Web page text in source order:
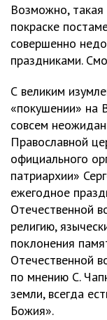
Возможно, такая
покраске
совершенно
праздниками.
С великим
«покушении» на
совсем
Православной
официального
патриархии»
ежегодное
Отечественной
религию,
поклонения
Отечественной
по мнению С.
земли, всегда
Божия».